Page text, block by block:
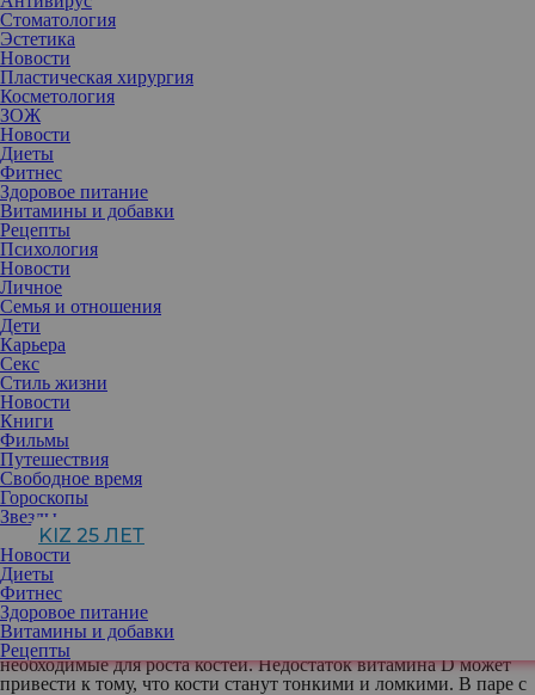
Стоматология
Эстетика
Новости
Пластическая хирургия
Косметология
ЗОЖ
Новости
Диеты
Фитнес
Здоровое питание
Витамины и добавки
Рецепты
Психология
Новости
Личное
Семья и отношения
Дети
Карьера
Секс
Стиль жизни
Новости
Книги
Фильмы
Путешествия
Свободное время
Гороскопы
Звезды
KIZ 25 ЛЕТ
Новости
Диеты
Фитнес
Здоровое питание
Витамины и добавки
Рецепты
Витамин D — один из важнейших элементов, необходимых
нашему организму для поддержания здоровья. Его часто
называют «солнечным витамином», ведь основным источником
является солнечный свет. Но почему этот элемент настолько
важен и какие функции он выполняет?
Витамин D играет ключевую роль в поддержании иммунитета,
укреплении костей и зубов, регулировании уровня кальция и
фосфора в организме. Этот элемент участвует во множестве
процессов в теле: от усвоения кальция до регуляции настроения.
Разберемся, зачем нужен витамин D и как поддерживать его
оптимальный уровень в организме.
Зачем нужен витамин D
Он может снизить риск развития остеопороза
Витамин D помогает организму усваивать кальций и фосфор,
необходимые для роста костей. Недостаток витамина D может
привести к тому, что кости станут тонкими и ломкими. В паре с